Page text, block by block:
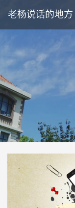
老杨说话的地方